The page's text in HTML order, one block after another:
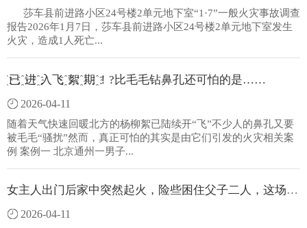
莎车县前进路小区24号楼2单元地下室“1·7”一般火灾事故调查
报告2026年1月7日，莎车县前进路小区24号楼2单元地下室发生
火灾，造成1人死亡...
҈ 已 ҈ 进 ҈ 入飞 ҈ 絮 ҈ 期 ҈！?比毛毛钻鼻孔还可怕的是……
2026-04-11
随着天气快速回暖北方的杨柳絮已陆续开“飞”不少人的鼻孔又要
被毛毛“骚扰”然而，真正可怕的其实是由它们引发的火灾相关案
例 案例一 北京通州一男子...
女主人出门后家中突然起火，险些困住父子二人，这场火灾的源头竟如此不起眼
2026-04-11